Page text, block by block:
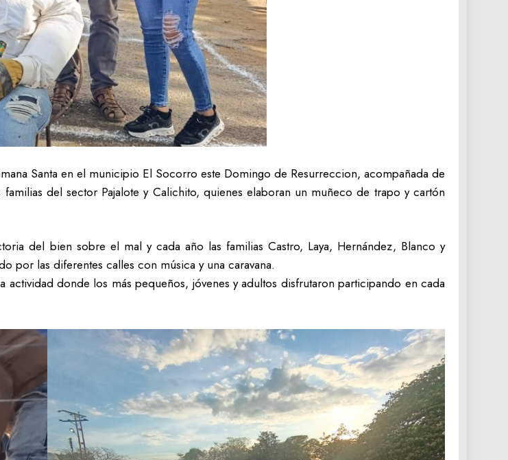
Santa en el municipio El Socorro este Domingo de Resurreccion, acompañada de
del sector Pajalote y Calichito, quienes elaboran un muñeco de trapo y cartón
del bien sobre el mal y cada año las familias Castro, Laya, Hernández, Blanco y
por las diferentes calles con música y una caravana.
donde los más pequeños, jóvenes y adultos disfrutaron participando en cada